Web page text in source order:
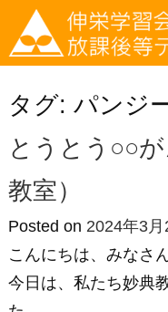
タグ: パンジ
とうとう○○
教室）
Posted on 2024年3月
こんにちは、みなさ
今日は、私たち妙典